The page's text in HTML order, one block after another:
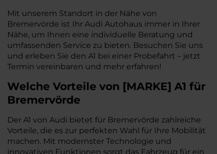
Mit unserem Standort in der Nähe von
Bremervörde ist Ihr Audi Autohaus immer in Ihrer
Nähe, um Ihnen eine individuelle Beratung und
umfassenden Service zu bieten. Besuchen Sie uns
und erleben Sie den A1 bei einer Probefahrt – jetzt
Termin vereinbaren und mehr erfahren!
Welche Vorteile von [MARKE] A1 für
Bremervörde
Der A1 von Audi bietet für Bremervörde zahlreiche
Vorteile, die es zur perfekten Wahl für Ihre Mobilität
machen. Mit modernster Technologie und
innovativen Funktionen sorgt das Fahrzeug für ein